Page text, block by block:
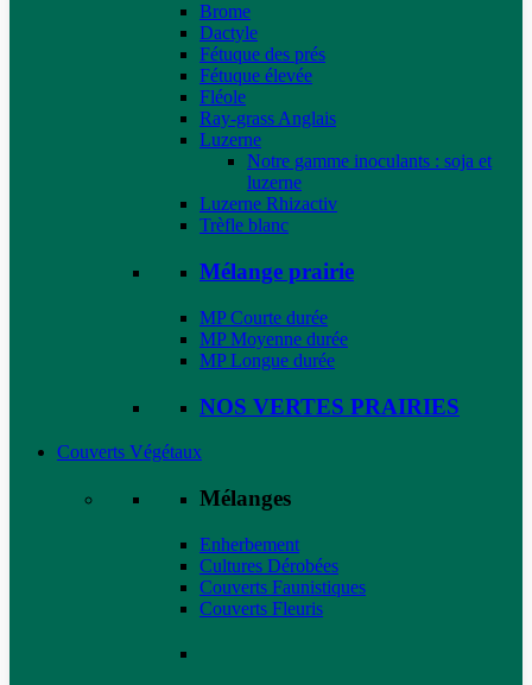
Brome
Dactyle
Fétuque des prés
Fétuque élevée
Fléole
Ray-grass Anglais
Luzerne
Notre gamme inoculants : soja et
luzerne
Luzerne Rhizactiv
Trèfle blanc
Mélange prairie
MP Courte durée
MP Moyenne durée
MP Longue durée
NOS VERTES PRAIRIES
Couverts Végétaux
Mélanges
Enherbement
Cultures Dérobées
Couverts Faunistiques
Couverts Fleuris